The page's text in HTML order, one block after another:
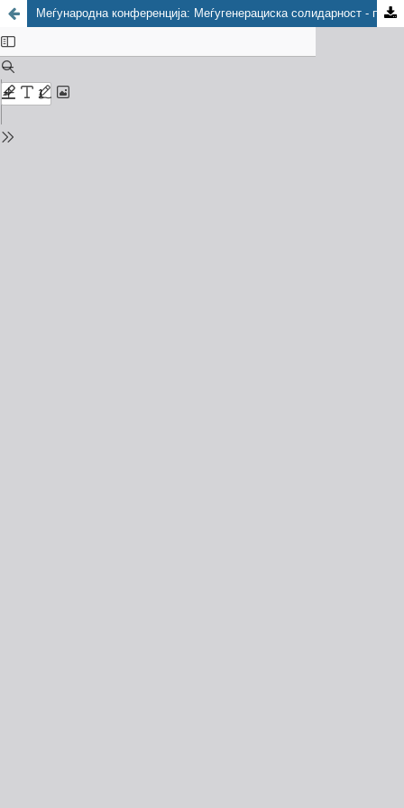
Меѓународна конференција: Меѓугенерациска солидарност - предизвик со кој се соочуваат модерните општества, 10 - 14 ноември 2008, Раденци, Словенија